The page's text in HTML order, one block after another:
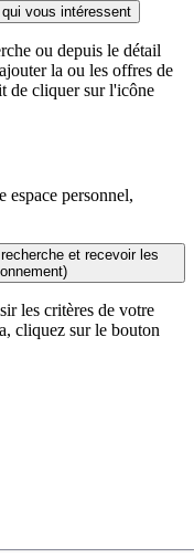
vous intéressent
ou depuis le détail
la ou les offres de
de cliquer sur l'icône
espace personnel,
et recevoir les
les critères de votre
cliquez sur le bouton